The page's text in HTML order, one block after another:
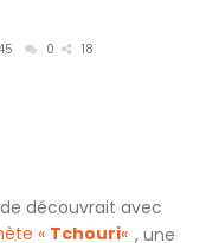
0 18
découvrait avec
« Tchouri« , une